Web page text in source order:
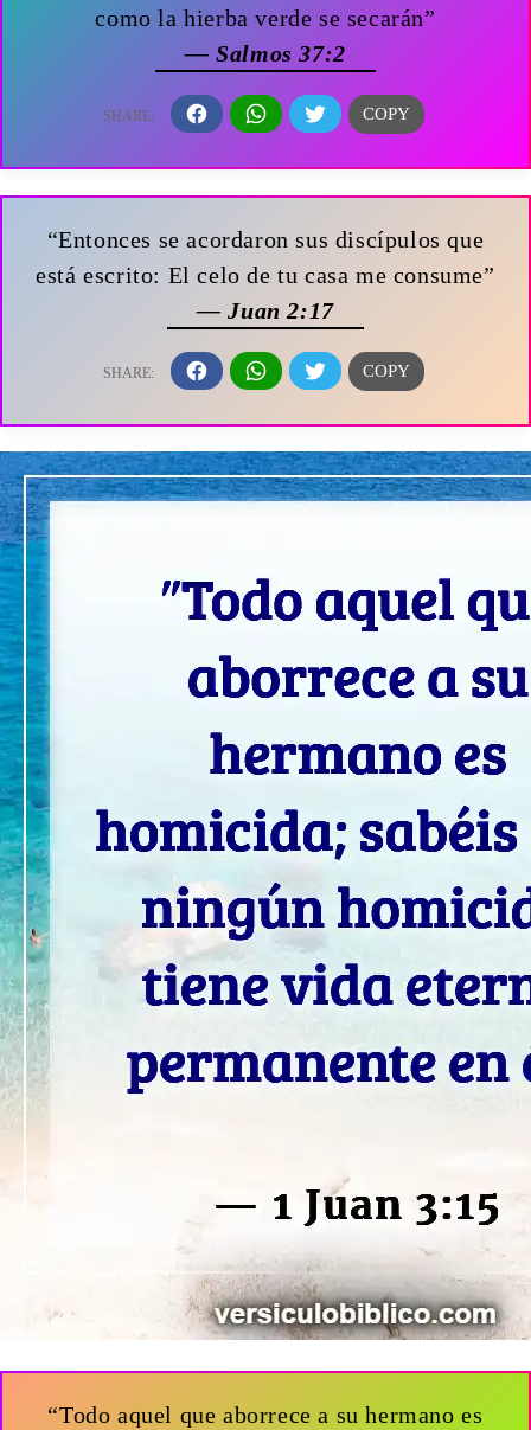
como la hierba verde se secarán”
— Salmos 37:2
“Entonces se acordaron sus discípulos que
está escrito: El celo de tu casa me consume”
— Juan 2:17
“Todo aquel que aborrece a su hermano es